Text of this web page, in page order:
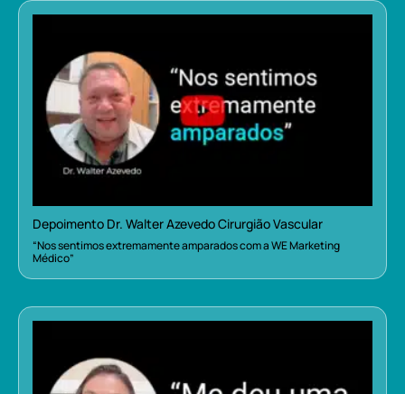
Depoimento Dr. Walter Azevedo Cirurgião Vascular
“Nos sentimos extremamente amparados com a WE Marketing
Médico”